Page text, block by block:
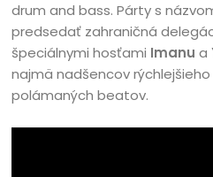
drum and bass. Párty s
predsedať zahraničná
špeciálnymi hosťami Imanu a
najmä nadšencov
polámaných beatov.